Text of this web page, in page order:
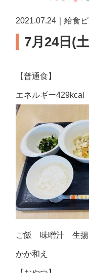
2021.07.24｜給食
7月24日(
【普通食】
エネルギー
ご飯 味噌汁 生揚
かか和え